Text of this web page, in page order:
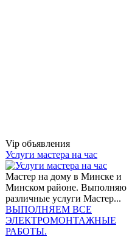
Vip объявления
Услуги мастера на час
Мастер на дому в Минске и
Минском районе. Выполняю
различные услуги Мастер...
ВЫПОЛНЯЕМ ВСЕ
ЭЛЕКТРОМОНТАЖНЫЕ
РАБОТЫ.